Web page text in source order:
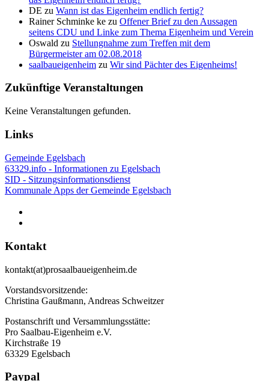
DE zu Wann ist das Eigenheim endlich fertig?
Rainer Schminke ke zu Offener Brief zu den Aussagen
seitens CDU und Linke zum Thema Eigenheim und Verein
Oswald zu Stellungnahme zum Treffen mit dem
Bürgermeister am 02.08.2018
saalbaueigenheim zu Wir sind Pächter des Eigenheims!
Zukünftige Veranstaltungen
Keine Veranstaltungen gefunden.
Links
Gemeinde Egelsbach
63329.info - Informationen zu Egelsbach
SID - Sitzungsinformationsdienst
Kommunale Apps der Gemeinde Egelsbach
Kontakt
kontakt(at)prosaalbaueigenheim.de
Vorstandsvorsitzende:
Christina Gaußmann, Andreas Schweitzer
Postanschrift und Versammlungsstätte:
Pro Saalbau-Eigenheim e.V.
Kirchstraße 19
63329 Egelsbach
Paypal